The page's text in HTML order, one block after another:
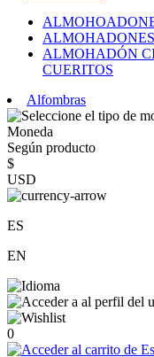
ALMOHADÓN
CUERITOS
Alfombras
Moneda
Según producto
$
USD
ES
EN
0